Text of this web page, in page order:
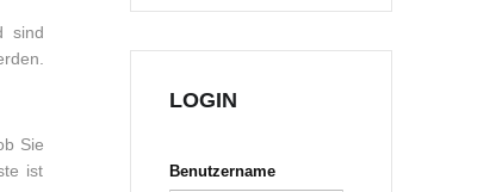
sind
Sie
ist
LOGIN
Benutzername